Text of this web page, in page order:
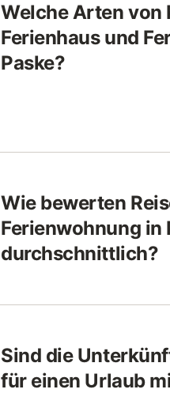
Welche Arten von
Ferienhaus und
Paske?
Wie bewerten
Ferienwohnung in
durchschnittlich?
Sind die
für einen Urlaub